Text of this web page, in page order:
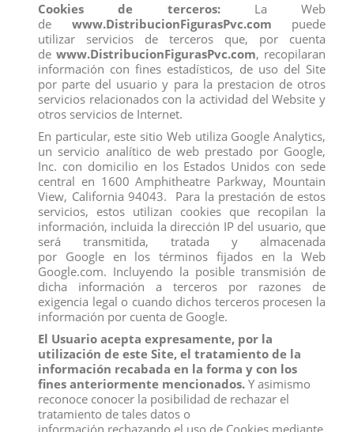
Los clientes que adquirieron este producto también
compraron:
BARBIE CUTIE REVEAL
View
BEBES LITTLE PEOPLE
SURTIDO,CAJA 5 UDAS
View
Cookies de terceros:La Web
de www.DistribucionFigurasPvc.com puede
utilizar servicios de terceros que, por cuenta
de www.DistribucionFigurasPvc.com, recopilaran
información con fines estadísticos, de uso del Site
por parte del usuario y para la prestacion de otros
servicios relacionados con la actividad del Website y
otros servicios de Internet.
En particular, este sitio Web utiliza Google Analytics,
un servicio analítico de web prestado por Google,
Inc. con domicilio en los Estados Unidos con sede
central en 1600 Amphitheatre Parkway, Mountain
View, California 94043. Para la prestación de estos
servicios, estos utilizan cookies que recopilan la
información, incluida la dirección IP del usuario, que
será transmitida, tratada y almacenada
por Google en los términos fijados en la Web
Google.com. Incluyendo la posible transmisión de
dicha información a terceros por razones de
exigencia legal o cuando dichos terceros procesen la
información por cuenta de Google.
El Usuario acepta expresamente, por la
utilización de este Site, el tratamiento de la
información recabada en la forma y con los
fines anteriormente mencionados. Y asimismo
reconoce conocer la posibilidad de rechazar el
tratamiento de tales datos o
información rechazando el uso de Cookies mediante